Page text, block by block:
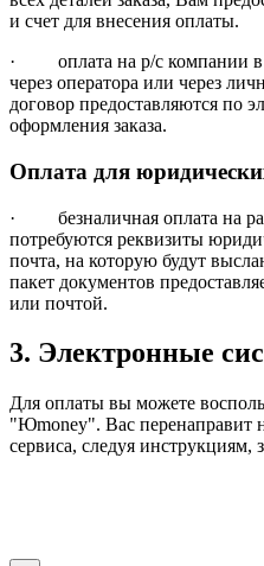
и счет для внесения оплаты.
· оплата на р/с компании в
через оператора или через
договор предоставляются по
оформления заказа.
Оплата для
· безналичная оплата на
потребуются реквизиты
почта, на которую будут
пакет документов
или почтой.
3. Электронные
Для оплаты вы можете
"Юmoney". Вас перенаправит
сервиса, следуя